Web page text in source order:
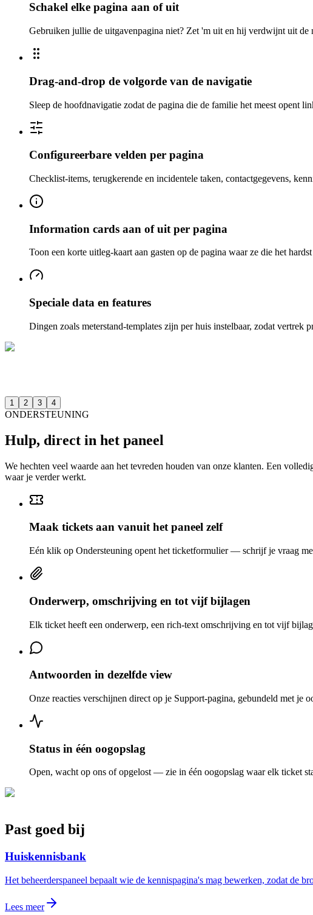
Schakel elke pagina aan of uit
Gebruiken jullie de uitgavenpagina niet? Zet 'm uit en hij verdwijnt uit de
Drag-and-drop de volgorde van de navigatie
Sleep de hoofdnavigatie zodat de pagina die de familie het meest opent
Configureerbare velden per pagina
Checklist-items, terugkerende en incidentele taken, contactgegevens,
Information cards aan of uit per pagina
Toon een korte uitleg-kaart aan gasten op de pagina waar ze die het
Speciale data en features
Dingen zoals meterstand-templates zijn per huis instelbaar, zodat vertrek
1 2 3 4
ONDERSTEUNING
Hulp, direct in het paneel
We hechten veel waarde aan het tevreden houden van onze klanten. Een
waar je verder werkt.
Maak tickets aan vanuit het paneel zelf
Eén klik op Ondersteuning opent het ticketformulier — schrijf je vraag
Onderwerp, omschrijving en tot vijf bijlagen
Elk ticket heeft een onderwerp, een rich-text omschrijving en tot vijf
Antwoorden in dezelfde view
Onze reacties verschijnen direct op je Support-pagina, gebundeld met
Status in één oogopslag
Open, wacht op ons of opgelost — zie in één oogopslag waar elk ticket
Past goed bij
Huiskennisbank
Het beheerderspaneel bepaalt wie de kennispagina's mag bewerken, zodat de
Lees meer